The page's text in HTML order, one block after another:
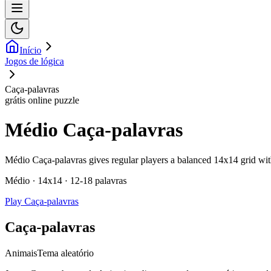
Início
Jogos de lógica
Caça-palavras
grátis online puzzle
Médio Caça-palavras
Médio Caça-palavras gives regular players a balanced 14x14 grid
Médio · 14x14 · 12-18 palavras
Play Caça-palavras
Caça-palavras
AnimaisTema aleatório